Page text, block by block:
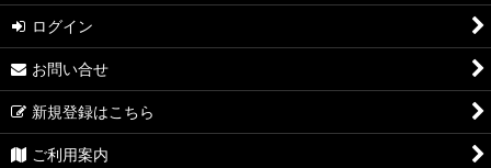
ログイン
お問い合せ
新規登録はこちら
ご利用案内